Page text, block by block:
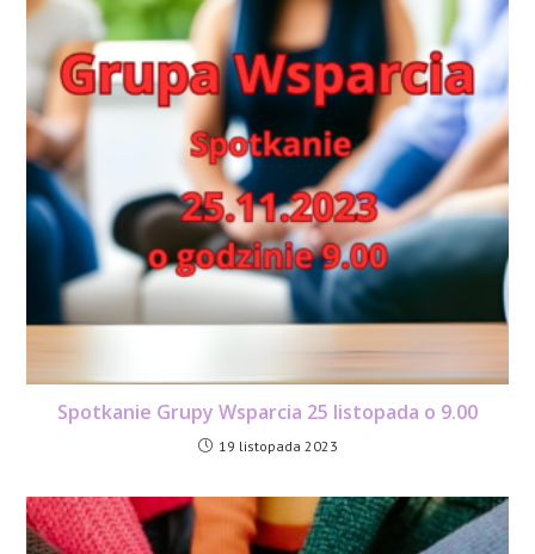
Spotkanie Grupy Wsparcia 25 listopada o 9.00
19 listopada 2023